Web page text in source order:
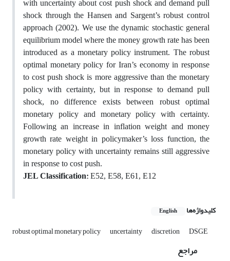
with uncertainty about cost push shock and demand pull
shock through the Hansen and Sargent’s robust control
approach (2002). We use the dynamic stochastic general
equilibrium model where the money growth rate has been
introduced as a monetary policy instrument. The robust
optimal monetary policy for Iran’s economy in response
to cost push shock is more aggressive than the monetary
policy with certainty, but in response to demand pull
shock, no difference exists between robust optimal
monetary policy and monetary policy with certainty.
Following an increase in inflation weight and money
growth rate weight in policymaker’s loss function, the
monetary policy with uncertainty remains still aggressive
in response to cost push.
JEL Classification: E52, E58, E61, E12
کلیدواژه‌ها English
robust optimal monetary policy uncertainty discretion DSGE
مراجع